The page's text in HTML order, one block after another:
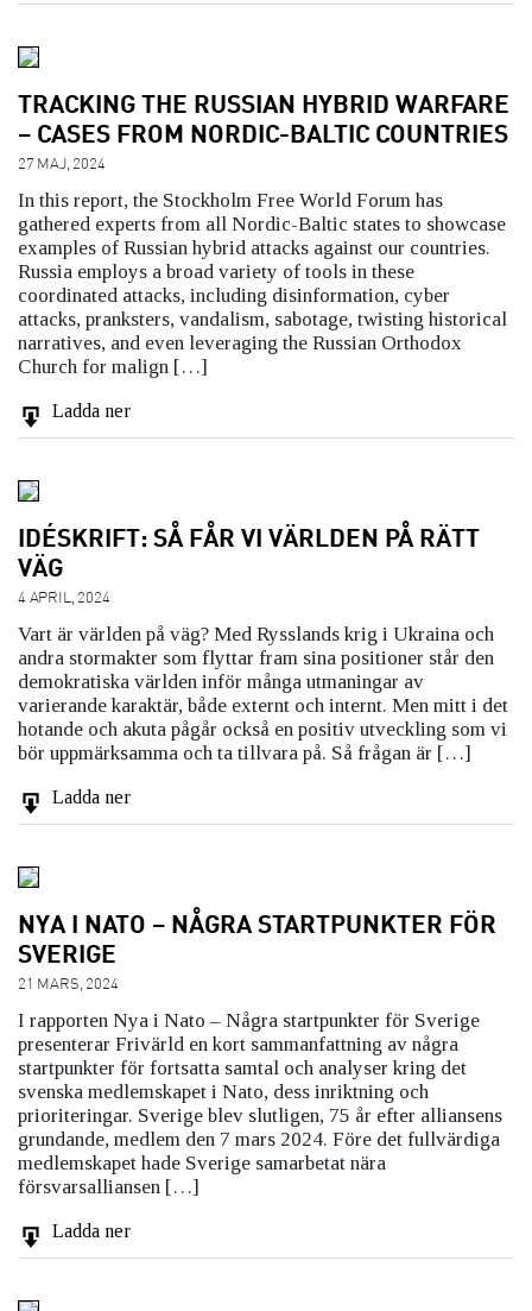
TRACKING THE RUSSIAN HYBRID WARFARE
– CASES FROM NORDIC-BALTIC COUNTRIES
27 MAJ, 2024
In this report, the Stockholm Free World Forum has
gathered experts from all Nordic-Baltic states to showcase
examples of Russian hybrid attacks against our countries.
Russia employs a broad variety of tools in these
coordinated attacks, including disinformation, cyber
attacks, pranksters, vandalism, sabotage, twisting historical
narratives, and even leveraging the Russian Orthodox
Church for malign […]
Ladda ner
IDÉSKRIFT: SÅ FÅR VI VÄRLDEN PÅ RÄTT
VÄG
4 APRIL, 2024
Vart är världen på väg? Med Rysslands krig i Ukraina och
andra stormakter som flyttar fram sina positioner står den
demokratiska världen inför många utmaningar av
varierande karaktär, både externt och internt. Men mitt i det
hotande och akuta pågår också en positiv utveckling som vi
bör uppmärksamma och ta tillvara på. Så frågan är […]
Ladda ner
NYA I NATO – NÅGRA STARTPUNKTER FÖR
SVERIGE
21 MARS, 2024
I rapporten Nya i Nato – Några startpunkter för Sverige
presenterar Frivärld en kort sammanfattning av några
startpunkter för fortsatta samtal och analyser kring det
svenska medlemskapet i Nato, dess inriktning och
prioriteringar. Sverige blev slutligen, 75 år efter alliansens
grundande, medlem den 7 mars 2024. Före det fullvärdiga
medlemskapet hade Sverige samarbetat nära
försvarsalliansen […]
Ladda ner